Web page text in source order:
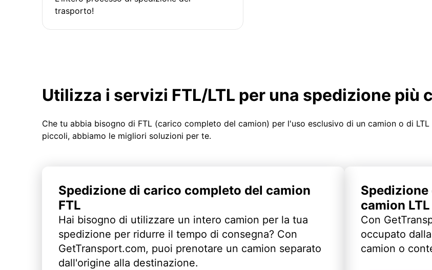
trasporto!
Utilizza i servizi FTL/LTL per una spedizione più
Che tu abbia bisogno di FTL (carico completo del camion) per l'uso esclusivo di un camion o di
piccoli, abbiamo le migliori soluzioni per te.
Spedizione di carico completo del camion
FTL
Hai bisogno di utilizzare un intero camion per la tua
spedizione per ridurre il tempo di consegna? Con
GetTransport.com, puoi prenotare un camion separato
dall'origine alla destinazione.
camion LTL
Con
occupato
camion o